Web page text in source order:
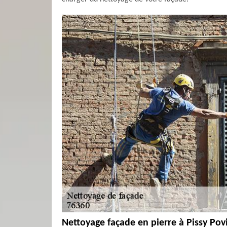
Nettoyage façade en pierre à Pissy